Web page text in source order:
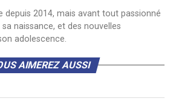
depuis 2014, mais avant tout passionné
naissance, et des nouvelles
adolescence.
AIMEREZ AUSSI